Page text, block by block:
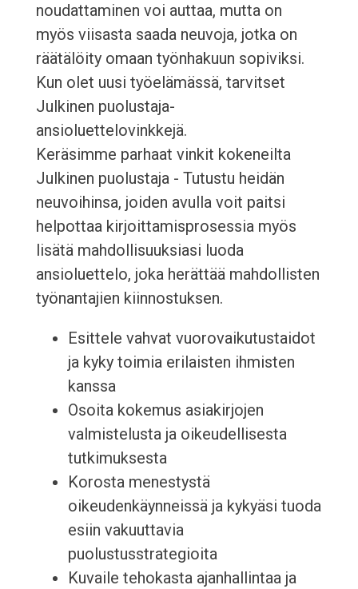
noudattaminen voi auttaa, mutta on
myös viisasta saada neuvoja, jotka on
räätälöity omaan työnhakuun sopiviksi.
Kun olet uusi työelämässä, tarvitset
Julkinen puolustaja-
ansioluettelovinkkejä.
Keräsimme parhaat vinkit kokeneilta
Julkinen puolustaja - Tutustu heidän
neuvoihinsa, joiden avulla voit paitsi
helpottaa kirjoittamisprosessia myös
lisätä mahdollisuuksiasi luoda
ansioluettelo, joka herättää mahdollisten
työnantajien kiinnostuksen.
Esittele vahvat vuorovaikutustaidot
ja kyky toimia erilaisten ihmisten
kanssa
Osoita kokemus asiakirjojen
valmistelusta ja oikeudellisesta
tutkimuksesta
Korosta menestystä
oikeudenkäynneissä ja kykyäsi tuoda
esiin vakuuttavia
puolustusstrategioita
Kuvaile tehokasta ajanhallintaa ja